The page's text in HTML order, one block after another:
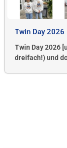
Twin Day 2026
Twin Day 2026
dreifach!) und